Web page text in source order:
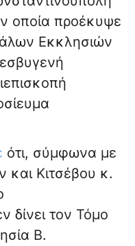
οποία προέκυψε
Εκκλησιών
ότι, σύμφωνα με
και Κιτσέβου κ.
δίνει τον Τόμο
Β.